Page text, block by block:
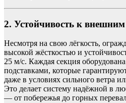
2. Устойчивость к
Несмотря на свою лёгкость,
высокой жёсткостью и
25 м/с. Каждая секция
подставками, которые
даже в условиях сильного ветра
Это делает систему надёжной в
— от побережья до горных